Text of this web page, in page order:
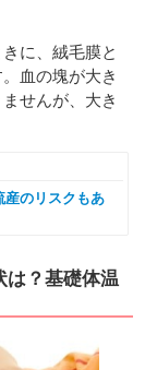
に、絨毛膜と
血の塊が大き
せんが、大き
産のリスクもあ
は？基礎体温